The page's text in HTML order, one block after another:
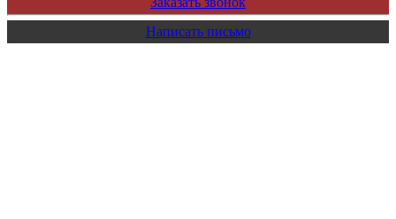
Написать письмо